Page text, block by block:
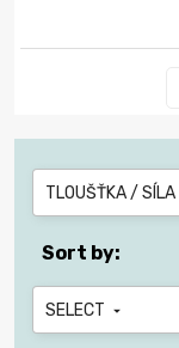
TLOUŠŤKA / SÍLA
Sort by:
SELECT 